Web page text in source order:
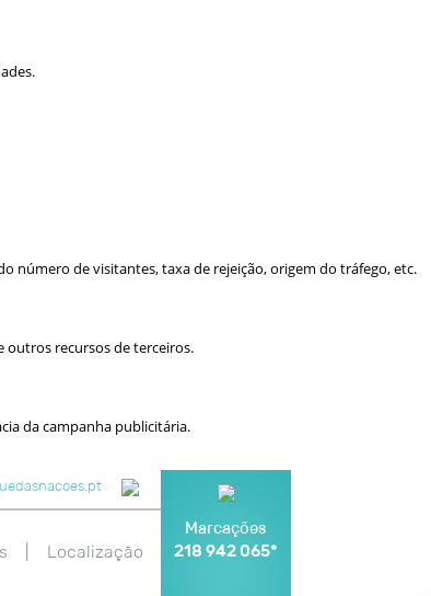
número de visitantes, taxa de rejeição, origem do tráfego, etc.
outros recursos de terceiros.
da campanha publicitária.
Localização
Marcações
218 942 065*